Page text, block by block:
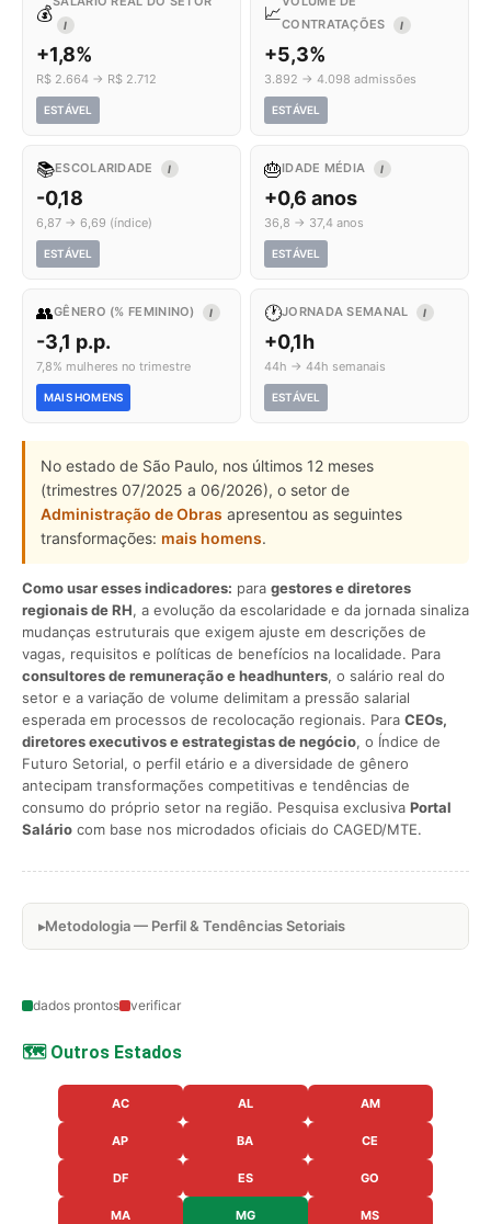
💰
I
+1,8%
R$ 2.664 → R$ 2.712
ESTÁVEL
📈CONTRATAÇÕES
I
+5,3%
3.892 → 4.098 admissões
ESTÁVEL
📚ESCOLARIDADE I
-0,18
6,87 → 6,69 (índice)
ESTÁVEL
🎂IDADE MÉDIA I
+0,6 anos
36,8 → 37,4 anos
ESTÁVEL
👥GÊNERO (% FEMININO) I
-3,1 p.p.
7,8% mulheres no trimestre
MAIS HOMENS
🕐JORNADA SEMANAL I
+0,1h
44h → 44h semanais
ESTÁVEL
No estado de São Paulo, nos últimos 12 meses
(trimestres 07/2025 a 06/2026), o setor de
Administração de Obras apresentou as seguintes
transformações: mais homens.
Como usar esses indicadores: para gestores e diretores
regionais de RH, a evolução da escolaridade e da jornada sinaliza
mudanças estruturais que exigem ajuste em descrições de
vagas, requisitos e políticas de benefícios na localidade. Para
consultores de remuneração e headhunters, o salário real do
setor e a variação de volume delimitam a pressão salarial
esperada em processos de recolocação regionais. Para CEOs,
diretores executivos e estrategistas de negócio, o Índice de
Futuro Setorial, o perfil etário e a diversidade de gênero
antecipam transformações competitivas e tendências de
consumo do próprio setor na região. Pesquisa exclusiva Portal
Salário com base nos microdados oficiais do CAGED/MTE.
Metodologia — Perfil & Tendências Setoriais
dados prontos verificar
🗺️ Outros Estados
AC AL AM
AP BA CE
DF ES GO
MA MG MS